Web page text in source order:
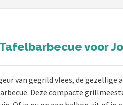
voor
van gegrild vlees, de
Deze compacte